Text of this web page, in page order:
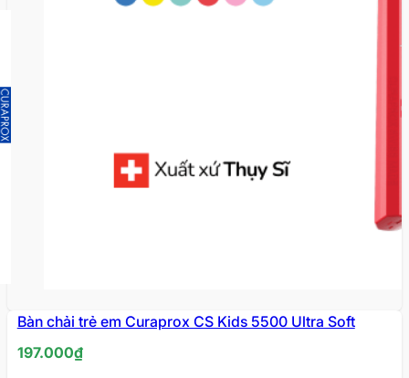
Bàn chải trẻ em Curaprox CS Kids 5500 Ultra Soft
197.000₫